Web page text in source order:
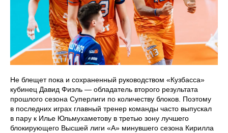
Не блещет пока и сохраненный руководством «Кузбасса»
кубинец Давид Фиэль — обладатель второго результата
прошлого сезона Суперлиги по количеству блоков. Поэтому
в последних играх главный тренер команды часто выпускал
в пару к Илье Юльмухаметову в третью зону лучшего
блокирующего Высшей лиги «А» минувшего сезона Кирилла